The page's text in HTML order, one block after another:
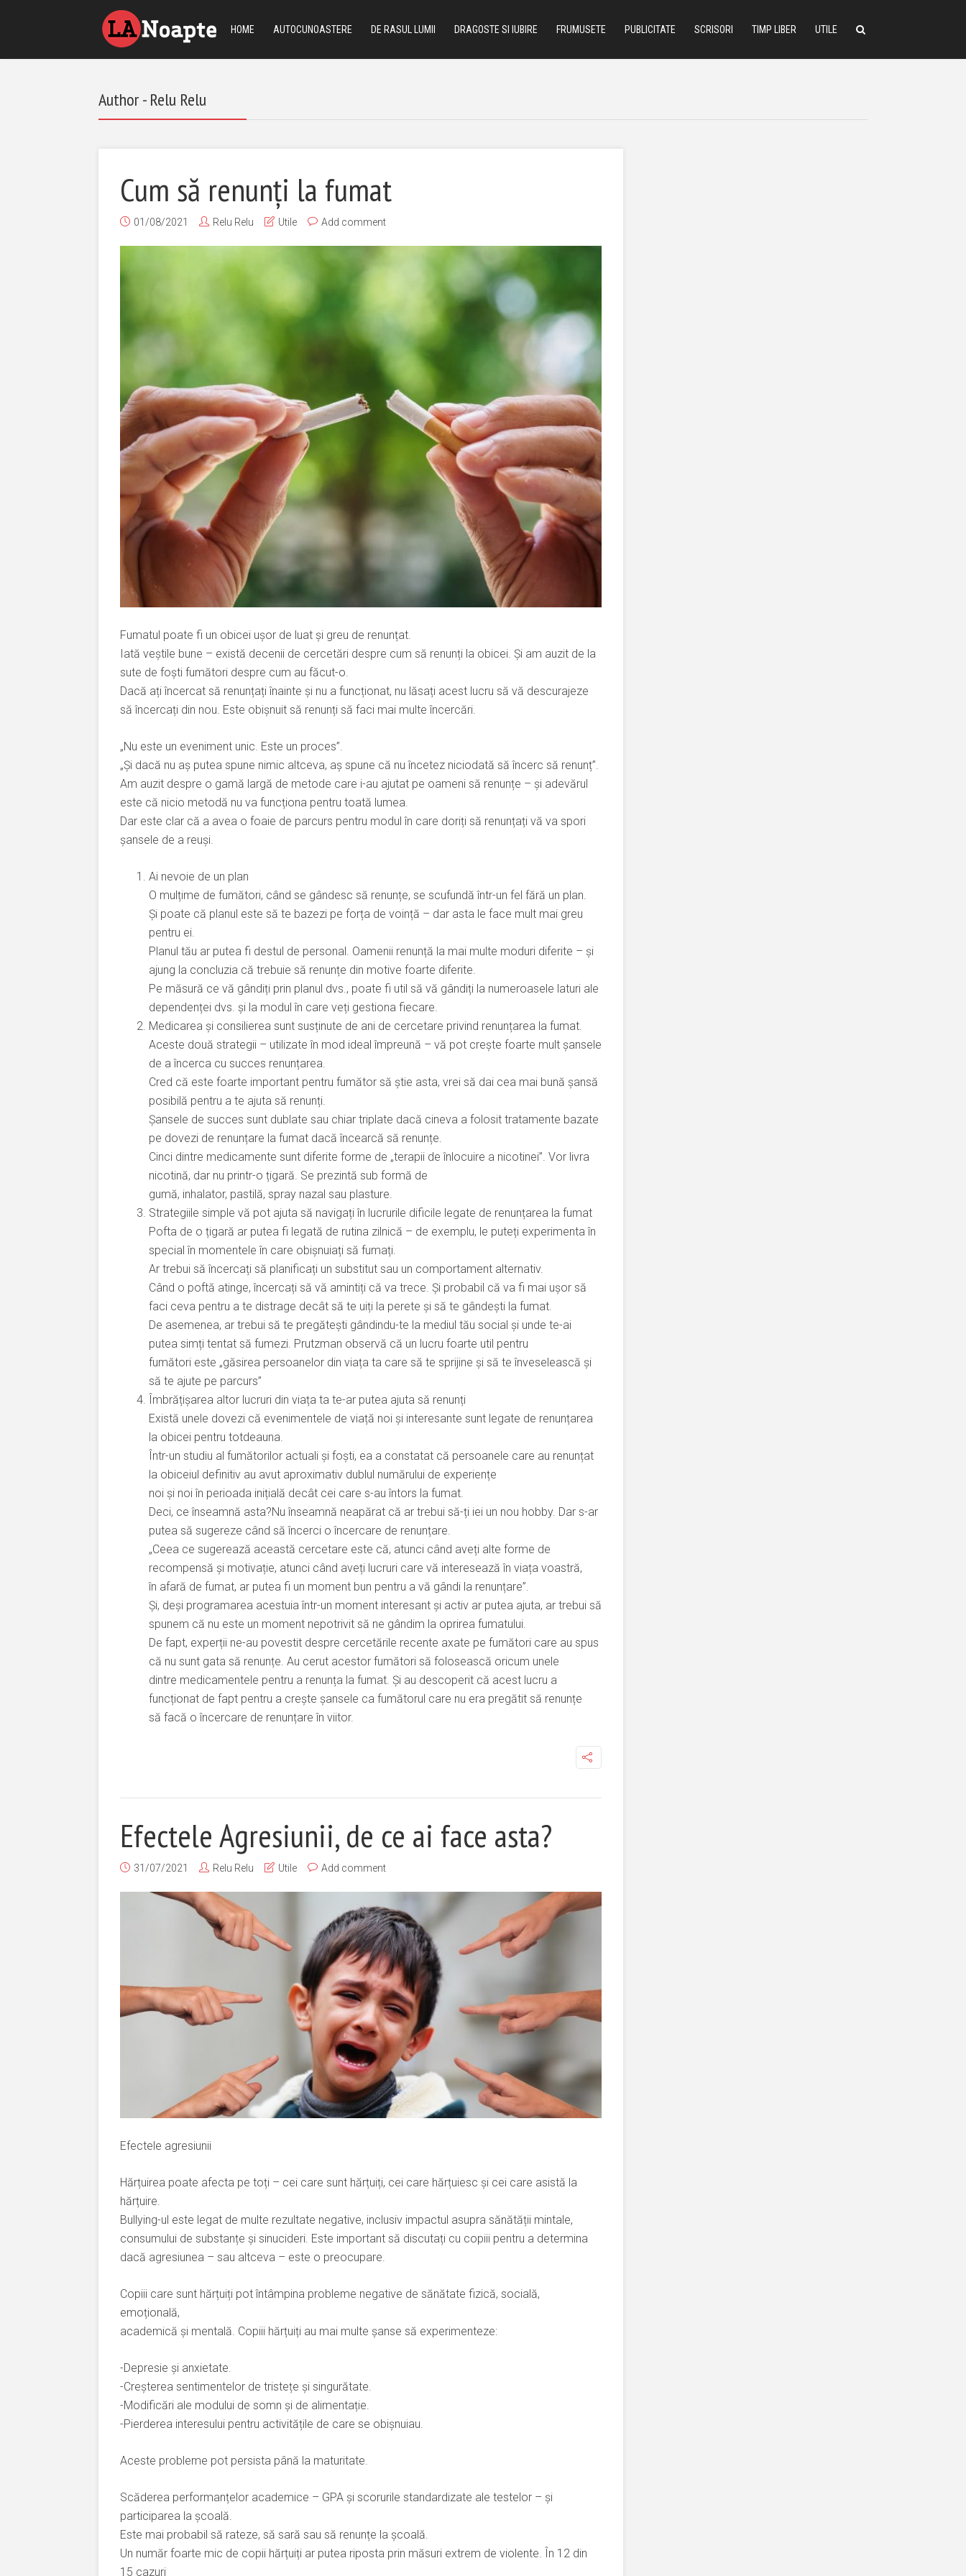
HOME AUTOCUNOASTERE DE RASUL LUMII DRAGOSTE SI IUBIRE FRUMUSETE PUBLICITATE SCRISORI TIMP LIBER UTILE
Author - Relu Relu
Cum să renunți la fumat
01/08/2021 Relu Relu Utile Add comment
Fumatul poate fi un obicei ușor de luat și greu de renunțat.
Iată veștile bune – există decenii de cercetări despre cum să renunți la obicei. Și am auzit de la
sute de foști fumători despre cum au făcut-o.
Dacă ați încercat să renunțați înainte și nu a funcționat, nu lăsați acest lucru să vă descurajeze
să încercați din nou. Este obișnuit să renunți să faci mai multe încercări.
„Nu este un eveniment unic. Este un proces”.
„Și dacă nu aș putea spune nimic altceva, aș spune că nu încetez niciodată să încerc să renunț”.
Am auzit despre o gamă largă de metode care i-au ajutat pe oameni să renunțe – și adevărul
este că nicio metodă nu va funcționa pentru toată lumea.
Dar este clar că a avea o foaie de parcurs pentru modul în care doriți să renunțați vă va spori
șansele de a reuși.
Ai nevoie de un plan
O mulțime de fumători, când se gândesc să renunțe, se scufundă într-un fel fără un plan.
Și poate că planul este să te bazezi pe forța de voință – dar asta le face mult mai greu
pentru ei.
Planul tău ar putea fi destul de personal. Oamenii renunță la mai multe moduri diferite – și
ajung la concluzia că trebuie să renunțe din motive foarte diferite.
Pe măsură ce vă gândiți prin planul dvs., poate fi util să vă gândiți la numeroasele laturi ale
dependenței dvs. și la modul în care veți gestiona fiecare.
Medicarea și consilierea sunt susținute de ani de cercetare privind renunțarea la fumat.
Aceste două strategii – utilizate în mod ideal împreună – vă pot crește foarte mult șansele
de a încerca cu succes renunțarea.
Cred că este foarte important pentru fumător să știe asta, vrei să dai cea mai bună șansă
posibilă pentru a te ajuta să renunți.
Șansele de succes sunt dublate sau chiar triplate dacă cineva a folosit tratamente bazate
pe dovezi de renunțare la fumat dacă încearcă să renunțe.
Cinci dintre medicamente sunt diferite forme de „terapii de înlocuire a nicotinei”. Vor livra
nicotină, dar nu printr-o țigară. Se prezintă sub formă de
gumă, inhalator, pastilă, spray nazal sau plasture.
Strategiile simple vă pot ajuta să navigați în lucrurile dificile legate de renunțarea la fumat
Pofta de o țigară ar putea fi legată de rutina zilnică – de exemplu, le puteți experimenta în
special în momentele în care obișnuiați să fumați.
Ar trebui să încercați să planificați un substitut sau un comportament alternativ.
Când o poftă atinge, încercați să vă amintiți că va trece. Și probabil că va fi mai ușor să
faci ceva pentru a te distrage decât să te uiți la perete și să te gândești la fumat.
De asemenea, ar trebui să te pregătești gândindu-te la mediul tău social și unde te-ai
putea simți tentat să fumezi. Prutzman observă că un lucru foarte util pentru
fumători este „găsirea persoanelor din viața ta care să te sprijine și să te înveselească și
să te ajute pe parcurs”
Îmbrățișarea altor lucruri din viața ta te-ar putea ajuta să renunți
Există unele dovezi că evenimentele de viață noi și interesante sunt legate de renunțarea
la obicei pentru totdeauna.
Într-un studiu al fumătorilor actuali și foști, ea a constatat că persoanele care au renunțat
la obiceiul definitiv au avut aproximativ dublul numărului de experiențe
noi și noi în perioada inițială decât cei care s-au întors la fumat.
Deci, ce înseamnă asta?Nu înseamnă neapărat că ar trebui să-ți iei un nou hobby. Dar s-ar
putea să sugereze când să încerci o încercare de renunțare.
„Ceea ce sugerează această cercetare este că, atunci când aveți alte forme de
recompensă și motivație, atunci când aveți lucruri care vă interesează în viața voastră,
în afară de fumat, ar putea fi un moment bun pentru a vă gândi la renunțare”.
Și, deși programarea acestuia într-un moment interesant și activ ar putea ajuta, ar trebui să
spunem că nu este un moment nepotrivit să ne gândim la oprirea fumatului.
De fapt, experții ne-au povestit despre cercetările recente axate pe fumători care au spus
că nu sunt gata să renunțe. Au cerut acestor fumători să folosească oricum unele
dintre medicamentele pentru a renunța la fumat. Și au descoperit că acest lucru a
funcționat de fapt pentru a crește șansele ca fumătorul care nu era pregătit să renunțe
să facă o încercare de renunțare în viitor.
Efectele Agresiunii, de ce ai face asta?
31/07/2021 Relu Relu Utile Add comment
Efectele agresiunii
Hărțuirea poate afecta pe toți – cei care sunt hărțuiți, cei care hărțuiesc și cei care asistă la
hărțuire.
Bullying-ul este legat de multe rezultate negative, inclusiv impactul asupra sănătății mintale,
consumului de substanțe și sinucideri. Este important să discutați cu copiii pentru a determina
dacă agresiunea – sau altceva – este o preocupare.
Copiii care sunt hărțuiți pot întâmpina probleme negative de sănătate fizică, socială,
emoțională,
academică și mentală. Copiii hărțuiți au mai multe șanse să experimenteze:
-Depresie și anxietate.
-Creșterea sentimentelor de tristețe și singurătate.
-Modificări ale modului de somn și de alimentație.
-Pierderea interesului pentru activitățile de care se obișnuiau.
Aceste probleme pot persista până la maturitate.
Scăderea performanțelor academice – GPA și scorurile standardizate ale testelor – și
participarea la școală.
Este mai probabil să rateze, să sară sau să renunțe la școală.
Un număr foarte mic de copii hărțuiți ar putea riposta prin măsuri extrem de violente. În 12 din
15 cazuri